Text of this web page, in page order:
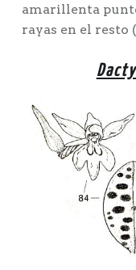
amarillenta
rayas en el resto